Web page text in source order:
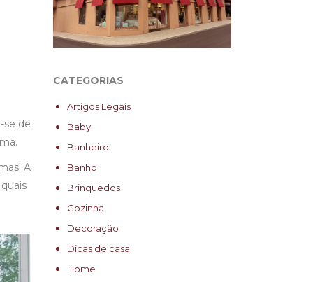
se de
A
CATEGORIAS
Artigos Legais
Baby
Banheiro
Banho
Brinquedos
Cozinha
Decoração
Dicas de casa
Home